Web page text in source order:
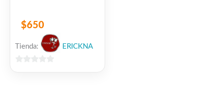
$650
Tienda: ERICKNA